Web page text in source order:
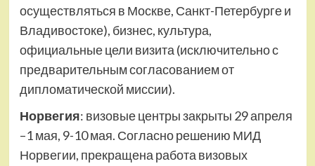
осуществляться в Москве, Санкт-Петербурге и
Владивостоке), бизнес, культура,
официальные цели визита (исключительно с
предварительным согласованием от
дипломатической миссии).
Норвегия: визовые центры закрыты 29 апреля
–1 мая, 9-10 мая. Согласно решению МИД
Норвегии, прекращена работа визовых